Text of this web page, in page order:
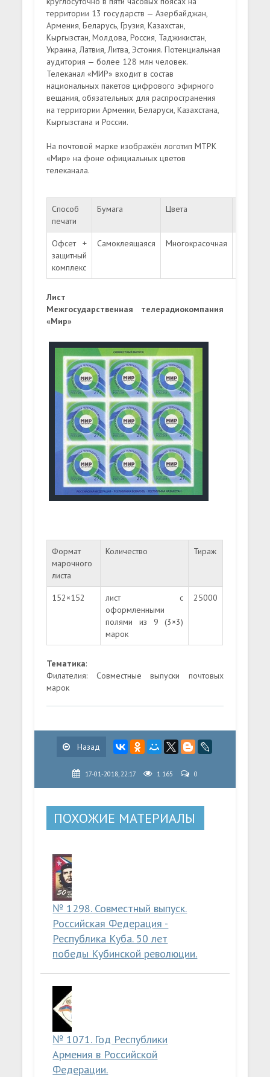
территории 13 государств — Азербайджан,
Армения, Беларусь, Грузия, Казахстан,
Кыргызстан, Молдова, Россия, Таджикистан,
Украина, Латвия, Литва, Эстония. Потенциальная
аудитория — более 128 млн человек.
Телеканал «МИР» входит в состав
национальных пакетов цифрового эфирного
вещания, обязательных для распространения
на территории Армении, Беларуси, Казахстана,
Кыргызстана и России.
На почтовой марке изображён логотип МТРК
«Мир» на фоне официальных цветов
телеканала.
Способ
печати
Бумага Цвета
Офсет +
защитный
комплекс
Самоклеящаяся Многокрасочная
Лист
Межгосударственная телерадиокомпания
«Мир»
Формат
марочного
листа
Количество Тираж
152×152
лист с
оформленными
полями из 9 (3×3)
марок
25000
Тематика:
Филателия: Совместные выпуски почтовых
марок
Назад
17-01-2018, 22:17 1 165 0
ПОХОЖИЕ МАТЕРИАЛЫ
№ 1298. Совместный выпуск.
Российская Федерация -
Республика Куба. 50 лет
победы Кубинской революции.
№ 1071. Год Республики
Армения в Российской
Федерации.